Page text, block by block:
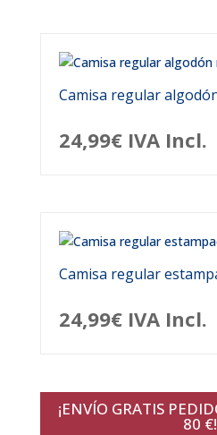
Camisa regular
24,99€ IVA Incl.
Camisa regular
24,99€ IVA Incl.
¡ENVÍO GRATIS
80 €!